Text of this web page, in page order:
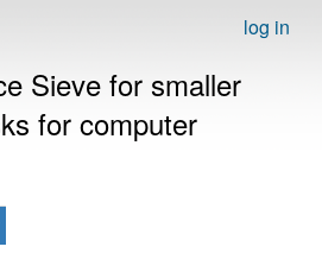
log in
Sieve for smaller
for computer